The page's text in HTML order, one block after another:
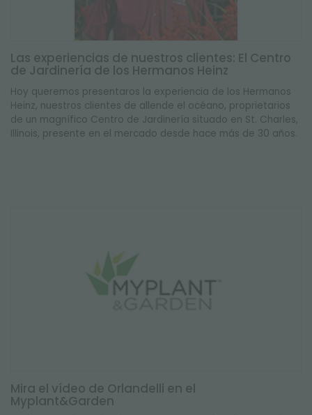
Las experiencias de nuestros clientes: El Centro
de Jardinería de los Hermanos Heinz
Hoy queremos presentaros la experiencia de los Hermanos
Heinz, nuestros clientes de allende el océano, proprietarios
de un magnífico Centro de Jardinería situado en St. Charles,
Illinois, presente en el mercado desde hace más de 30 años.
Mira el vídeo de Orlandelli en el
Myplant&Garden